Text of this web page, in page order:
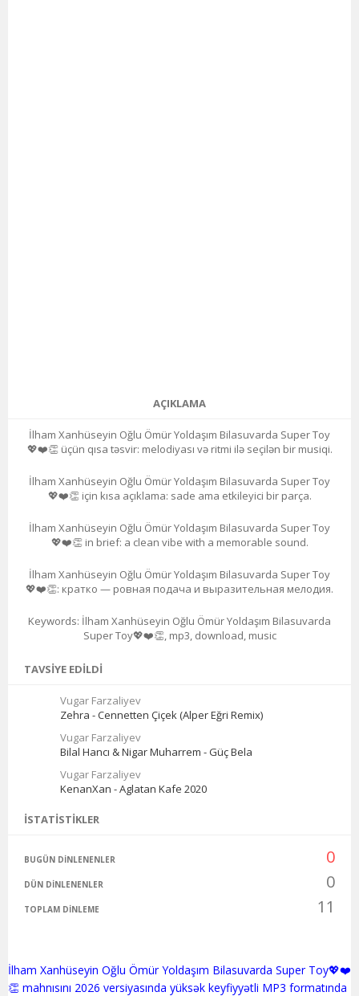
AÇIKLAMA
İlham Xanhüseyin Oğlu Ömür Yoldaşım Bilasuvarda Super Toy
💖❤️👏 üçün qısa təsvir: melodiyası və ritmi ilə seçilən bir musiqi.
İlham Xanhüseyin Oğlu Ömür Yoldaşım Bilasuvarda Super Toy
💖❤️👏 için kısa açıklama: sade ama etkileyici bir parça.
İlham Xanhüseyin Oğlu Ömür Yoldaşım Bilasuvarda Super Toy
💖❤️👏 in brief: a clean vibe with a memorable sound.
İlham Xanhüseyin Oğlu Ömür Yoldaşım Bilasuvarda Super Toy
💖❤️👏: кратко — ровная подача и выразительная мелодия.
Keywords: İlham Xanhüseyin Oğlu Ömür Yoldaşım Bilasuvarda
Super Toy💖❤️👏, mp3, download, music
TAVSIYE EDILDI
Vugar Farzaliyev
Zehra - Cennetten Çiçek (Alper Eğri Remix)
Vugar Farzaliyev
Bilal Hancı & Nigar Muharrem - Güç Bela
Vugar Farzaliyev
KenanXan - Aglatan Kafe 2020
İSTATISTIKLER
BUGÜN DINLENENLER 0
DÜN DINLENENLER 0
TOPLAM DINLEME 11
İlham Xanhüseyin Oğlu Ömür Yoldaşım Bilasuvarda Super Toy💖❤️
👏 mahnısını 2026 versiyasında yüksək keyfiyyətli MP3 formatında